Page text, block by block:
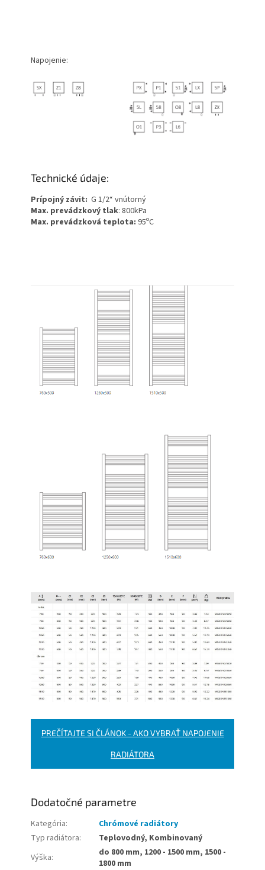
Napojenie:
Technické údaje:
Prípojný závit: G 1/2“ vnútorný
Max. prevádzkový tlak: 800kPa
Max. prevádzková teplota: 95oC
PREČÍTAJTE SI ČLÁNOK - AKO VYBRAŤ NAPOJENIE
RADIÁTORA
Dodatočné parametre
Kategória:
Chrómové radiátory
Typ radiátora:
Teplovodný, Kombinovaný
Výška:
do 800 mm, 1200 - 1500 mm, 1500 -
1800 mm